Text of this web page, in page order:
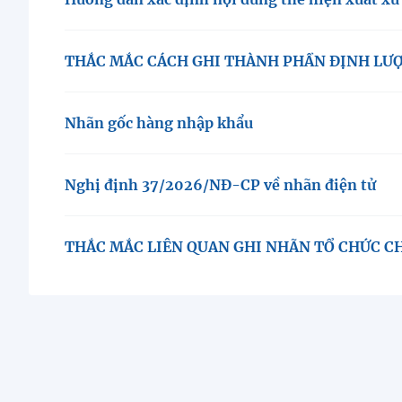
THẮC MẮC CÁCH GHI THÀNH PHẦN ĐỊNH
Nhãn gốc hàng nhập khẩu
Nghị định 37/2026/NĐ-CP về nhãn điện tử
THẮC MẮC LIÊN QUAN GHI NHÃN TỔ CHỨC